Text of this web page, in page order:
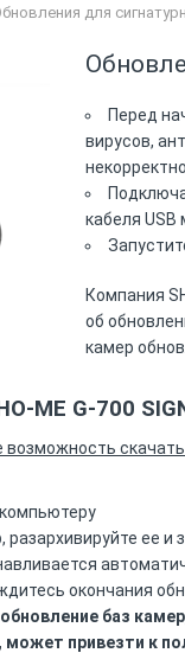
для
Перед
вирусов,
некорректно.
кабеля USB
Компания
об
камер
ME G-700
разархивируйте ее и
окончания
баз
привезти к